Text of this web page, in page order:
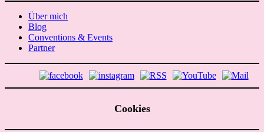
Über mich
Blog
Conventions & Events
Partner
Cookies